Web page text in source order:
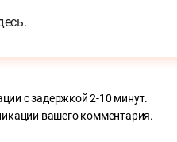
с задержкой 2-10 минут.
вашего комментария.